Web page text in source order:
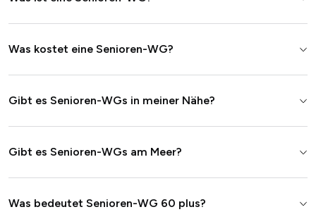
Was kostet eine Senioren-WG?
Gibt es Senioren-WGs in meiner Nähe?
Gibt es Senioren-WGs am Meer?
Was bedeutet Senioren-WG 60 plus?